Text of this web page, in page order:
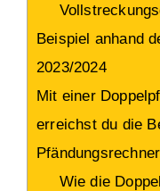
Beispiel anhand
2023/2024
Mit einer
erreichst du die
Wie die